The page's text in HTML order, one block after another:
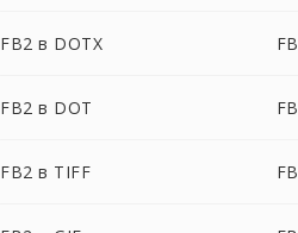
FB2 в DOTX
FB2 в DOT
FB2 в TIFF